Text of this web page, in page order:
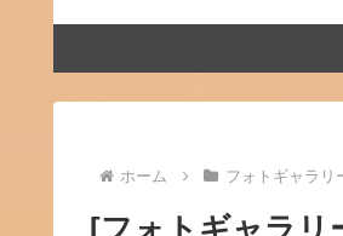
ホーム フォトギャラリ
[フォトギャラリ